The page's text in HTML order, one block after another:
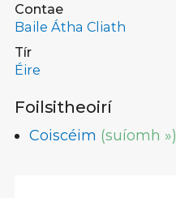
Contae
Baile Átha Cliath
Tír
Éire
Foilsitheoirí
Coiscéim (suíomh »)